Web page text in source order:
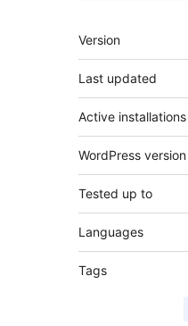
მეტა
Version
Last updated
Active installations
WordPress version
Tested up to
Languages
Tags